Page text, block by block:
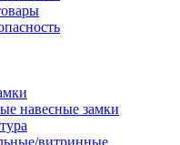
навесные замки
витринные